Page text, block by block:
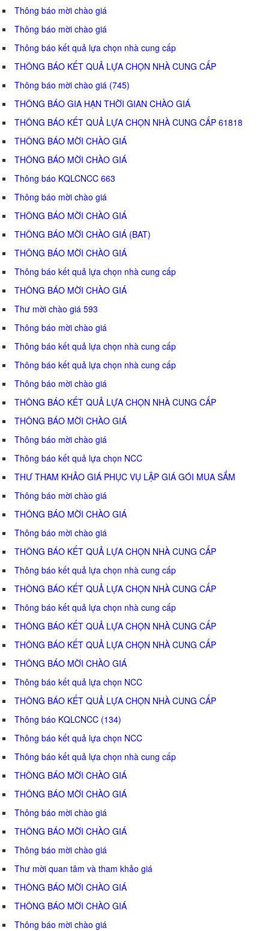
Thông báo mời chào giá
Thông báo mời chào giá
Thông báo kết quả lựa chọn nhà cung cấp
THÔNG BÁO KẾT QUẢ LỰA CHỌN NHÀ CUNG CẤP
Thông báo mời chào giá (745)
THÔNG BÁO GIA HẠN THỜI GIAN CHÀO GIÁ
THÔNG BÁO KẾT QUẢ LỰA CHỌN NHÀ CUNG CẤP 61818
THÔNG BÁO MỜI CHÀO GIÁ
THÔNG BÁO MỜI CHÀO GIÁ
Thông báo KQLCNCC 663
Thông báo mời chào giá
THÔNG BÁO MỜI CHÀO GIÁ
THÔNG BÁO MỜI CHÀO GIÁ (BAT)
THÔNG BÁO MỜI CHÀO GIÁ
Thông báo kết quả lựa chọn nhà cung cấp
THÔNG BÁO MỜI CHÀO GIÁ
Thư mời chào giá 593
Thông báo mời chào giá
Thông báo kết quả lựa chọn nhà cung cấp
Thông báo kết quả lựa chọn nhà cung cấp
Thông báo mời chào giá
THÔNG BÁO KẾT QUẢ LỰA CHỌN NHÀ CUNG CẤP
THÔNG BÁO MỜI CHÀO GIÁ
Thông báo mời chào giá
Thông báo kết quả lựa chọn NCC
THƯ THAM KHẢO GIÁ PHỤC VỤ LẬP GIÁ GÓI MUA SẮM
Thông báo mời chào giá
THÔNG BÁO MỜI CHÀO GIÁ
Thông báo mời chào giá
THÔNG BÁO KẾT QUẢ LỰA CHỌN NHÀ CUNG CẤP
Thông báo kết quả lựa chọn nhà cung cấp
THÔNG BÁO KẾT QUẢ LỰA CHỌN NHÀ CUNG CẤP
Thông báo kết quả lựa chọn nhà cung cấp
THÔNG BÁO KẾT QUẢ LỰA CHỌN NHÀ CUNG CẤP
THÔNG BÁO KẾT QUẢ LỰA CHỌN NHÀ CUNG CẤP
THÔNG BÁO MỜI CHÀO GIÁ
Thông báo kết quả lựa chọn NCC
THÔNG BÁO KẾT QUẢ LỰA CHỌN NHÀ CUNG CẤP
Thông báo KQLCNCC (134)
Thông báo kết quả lựa chọn NCC
Thông báo kết quả lựa chọn nhà cung cấp
THÔNG BÁO MỜI CHÀO GIÁ
THÔNG BÁO MỜI CHÀO GIÁ
Thông báo mời chào giá
THÔNG BÁO MỜI CHÀO GIÁ
Thông báo mời chào giá
Thư mời quan tâm và tham khảo giá
THÔNG BÁO MỜI CHÀO GIÁ
THÔNG BÁO MỜI CHÀO GIÁ
Thông báo mời chào giá